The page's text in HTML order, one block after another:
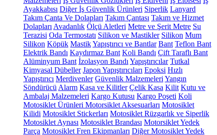
Ayakkabısı Diğer İş Güvenlik Ürünleri Siperlik Lanyard
Takım Çanta Ve Dolapları Takım Çantası Takım ve Hizmet
Dolapları Avadanlık Ölçü Aletleri Metre ve Şerit Metre Su
Terazisi Oda Termostatı Silikon ve Mastikler Silikon Mum
Silikon Köpük MastikYapıştırıcı ve Bantlar Bant Teflon Bant
Elektrik Bandı Kaydırmaz Bant Koli Bandı Çift Taraflı Bant
Alüminyum Bant İzolasyon Bandı Yapıştırıcılar Tutkal
Kimyasal Dübeller Japon Yapıştırıcıları Epoksi Hızlı
Yapıştırıcı Merdivenler Güvenlik Malzemeleri Yangın
Söndürücü Alarm Kasa ve Kilitler Çelik Kasa Kilit Kutu ve
Ambalaj Malzemeleri Kargo Kutusu Kargo Poşeti Koli
Motosiklet Ürünleri Motorsiklet Aksesuarları Motosiklet
Kilidi Motosiklet Stickerları Motosiklet Rüzgarlık ve Siperlik
Motosiklet Aynası Motosiklet Brandası Motorsiklet Yedek
Parça Motosiklet Fren Ekipmanları Diğer Motosiklet Yedek